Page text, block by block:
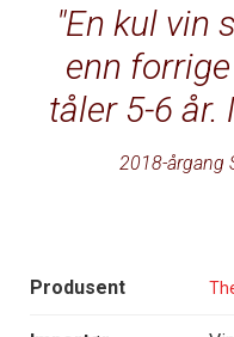
En kul vin
enn
tåler 5-6 år.
2018-årgang
Produsent